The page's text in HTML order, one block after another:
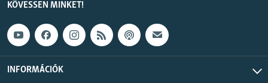
KÖVESSEN MINKET!
INFORMÁCIÓK